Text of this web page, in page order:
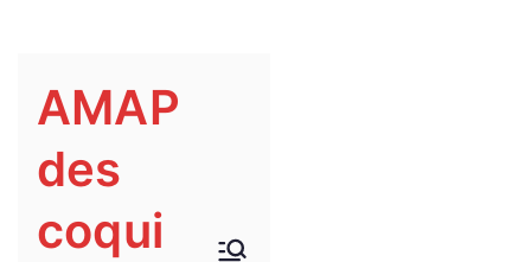
au
contenu
AMAP
des
coqui